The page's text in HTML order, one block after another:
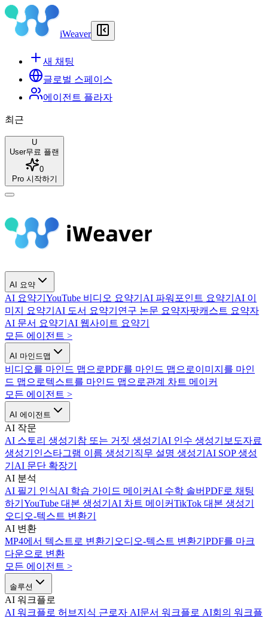
iWeaver
새 채팅
글로벌 스페이스
에이전트 플라자
최근
U
User무료 플랜
0
Pro 시작하기
AI 요약
AI 요약기 YouTube 비디오 요약기 AI 파워포인트 요약기 AI 이
미지 요약기 AI 도서 요약기 연구 논문 요약자팟캐스트 요약자
AI 문서 요약기 AI 웹사이트 요약기
모든 에이전트 >
AI 마인드맵
비디오를 마인드 맵으로PDF를 마인드 맵으로이미지를 마인
드 맵으로텍스트를 마인드 맵으로관계 차트 메이커
모든 에이전트 >
AI 에이전트
AI 작문
AI 스토리 생성기 참 또는 거짓 생성기 AI 인수 생성기 보도자료
생성기 인스타그램 이름 생성기 직무 설명 생성기 AI SOP 생성
기 AI 문단 확장기
AI 분석
AI 필기 인식AI 학습 가이드 메이커 AI 수학 솔버PDF로 채팅
하기 YouTube 대본 생성기 AI 차트 메이커TikTok 대본 생성기
오디오-텍스트 변환기
AI 변환
MP4에서 텍스트로 변환기 오디오-텍스트 변환기 PDF를 마크
다운으로 변환
모든 에이전트 >
솔루션
AI 워크플로
AI 워크플로 허브 지식 근로자 AI문서 워크플로 AI회의 워크플